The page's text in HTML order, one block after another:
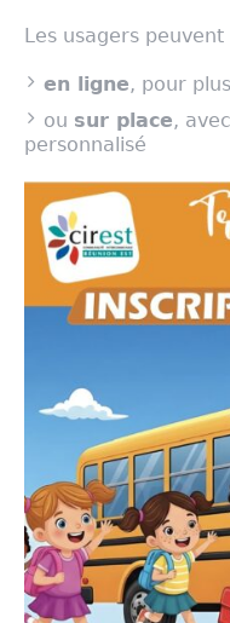
Les usagers
en ligne, pour
ou sur place,
personnalisé